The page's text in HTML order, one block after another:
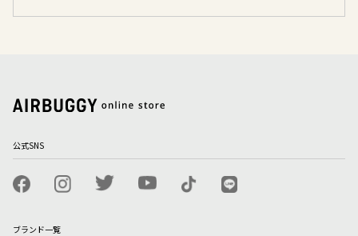
公式SNS
ブランド一覧